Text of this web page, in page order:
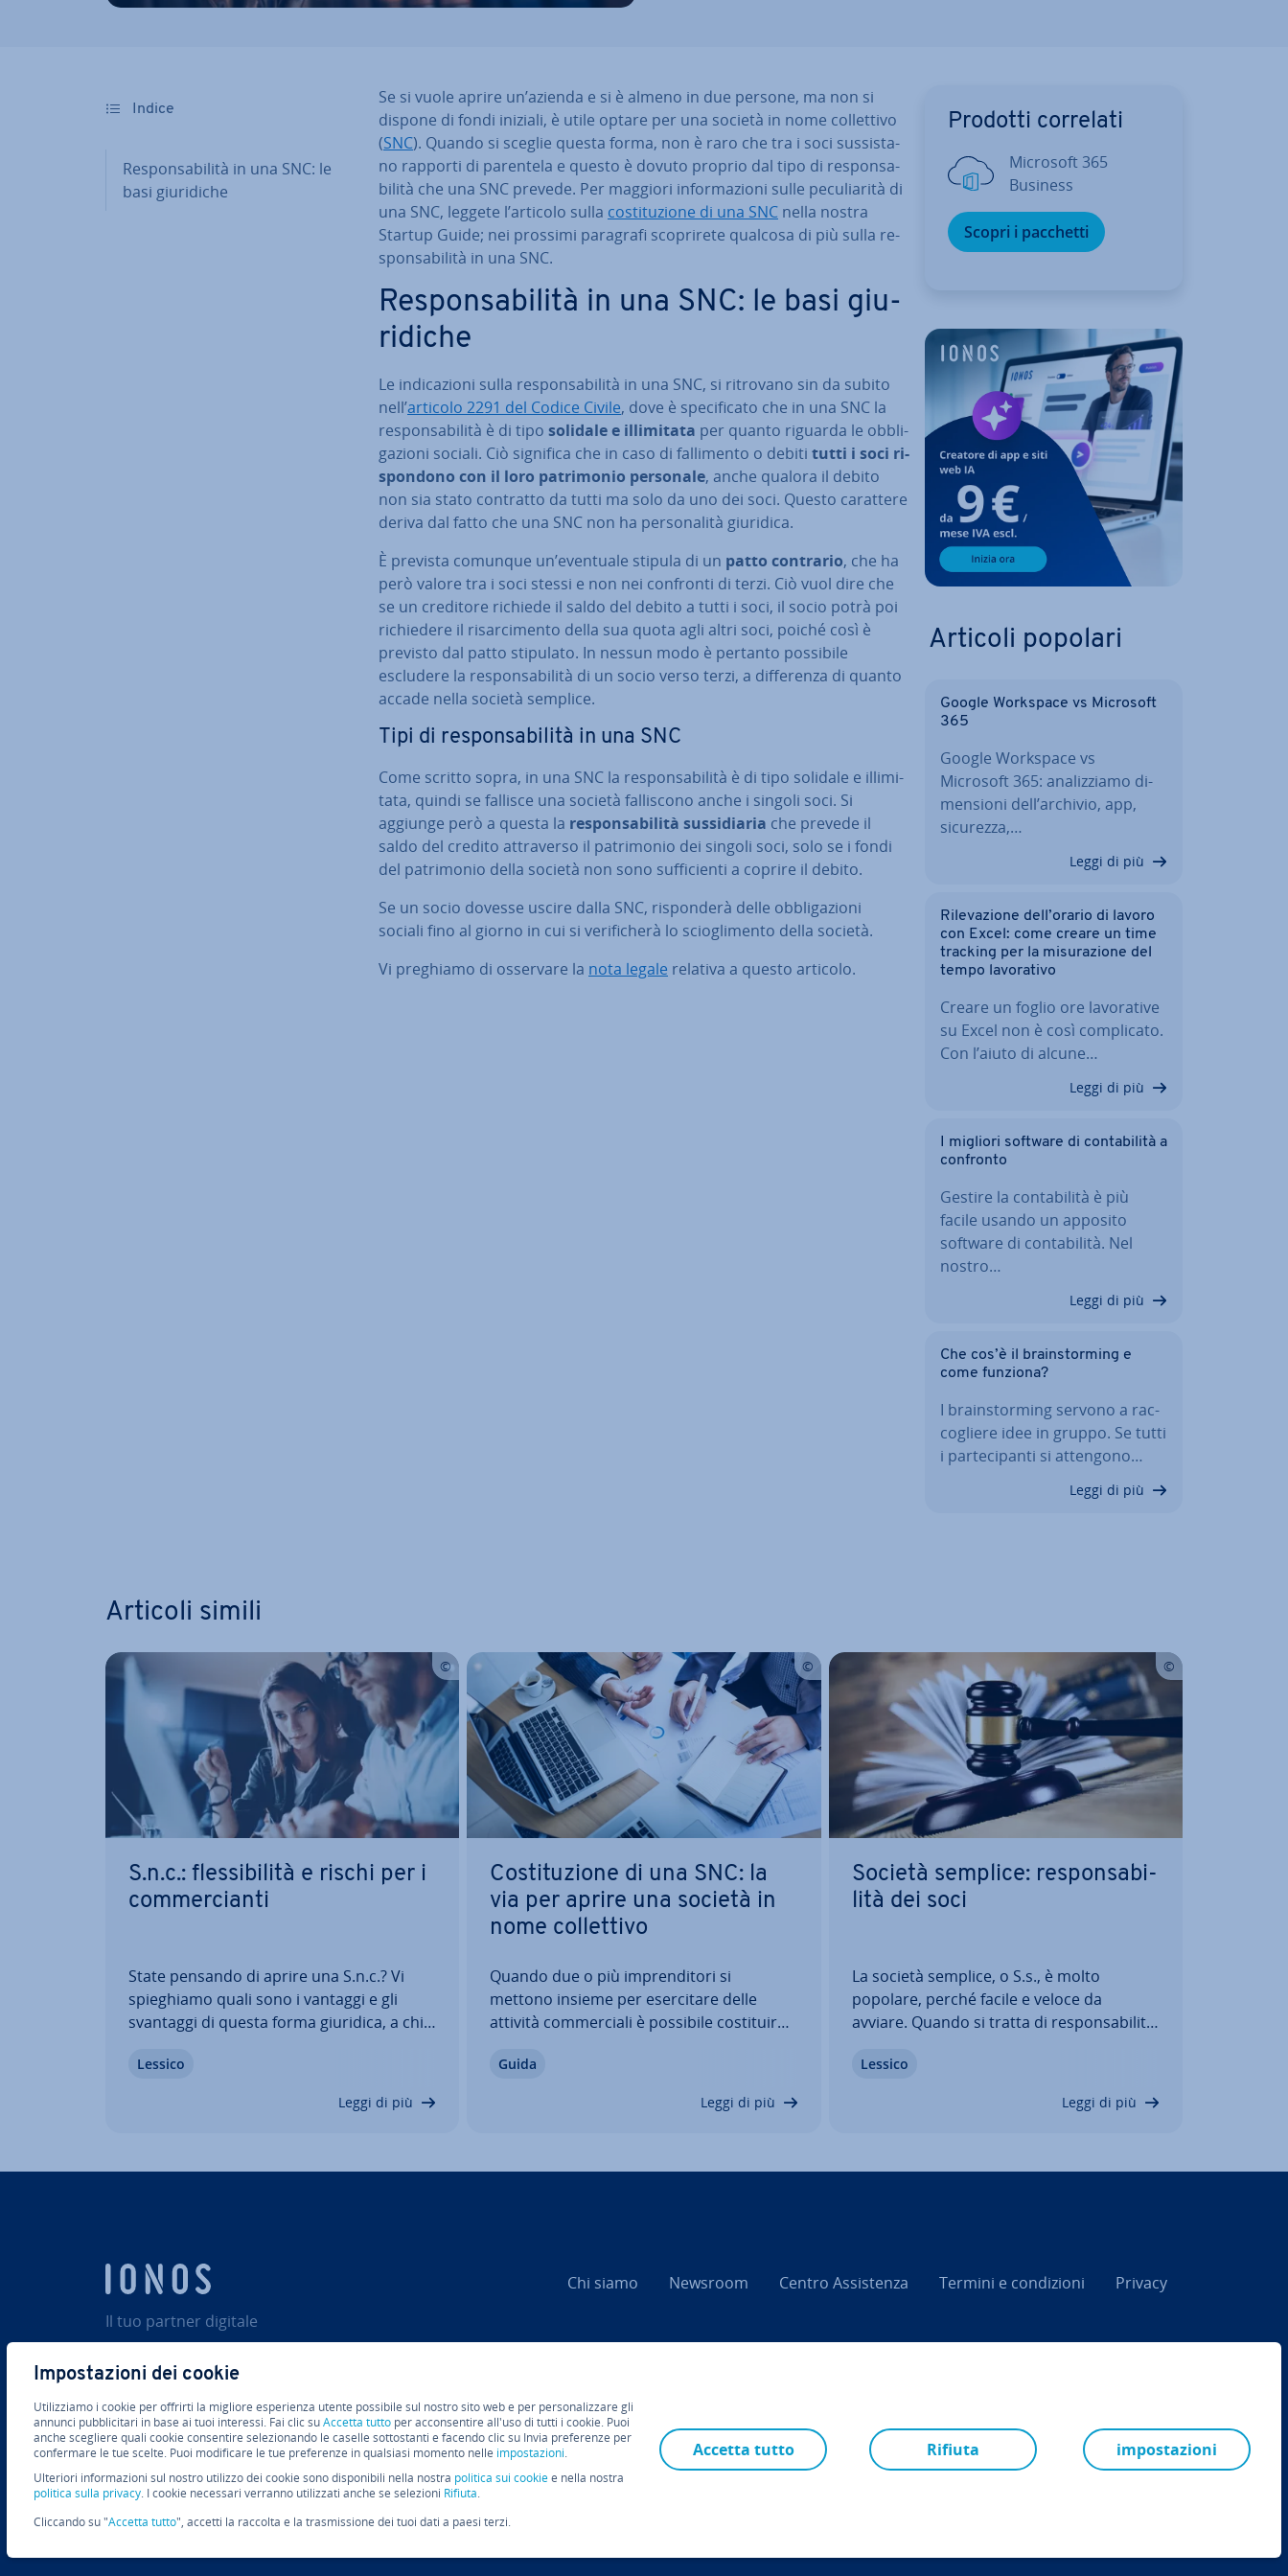
Indice
Re­spon­sa­bi­li­tà in una SNC: le
basi giu­ri­di­che
Se si vuole aprire un’azienda e si è almeno in due persone, ma non si
dispone di fondi iniziali, è utile optare per una società in nome col­let­ti­vo
(SNC). Quando si sceglie questa forma, non è raro che tra i soci sus­si­sta­
no rapporti di parentela e questo è dovuto proprio dal tipo di re­spon­sa­
bi­li­tà che una SNC prevede. Per maggiori in­for­ma­zio­ni sulle pe­cu­lia­ri­tà di
una SNC, leggete l’articolo sulla co­sti­tu­zio­ne di una SNC nella nostra
Startup Guide; nei prossimi paragrafi sco­pri­re­te qualcosa di più sulla re­
spon­sa­bi­li­tà in una SNC.
Re­spon­sa­bi­li­tà in una SNC: le basi giu­
ri­di­che
Le in­di­ca­zio­ni sulla re­spon­sa­bi­li­tà in una SNC, si ritrovano sin da subito
nell’articolo 2291 del Codice Civile, dove è spe­ci­fi­ca­to che in una SNC la
re­spon­sa­bi­li­tà è di tipo solidale e il­li­mi­ta­ta per quanto riguarda le ob­bli­
ga­zio­ni sociali. Ciò significa che in caso di fal­li­men­to o debiti tutti i soci ri­
spon­do­no con il loro pa­tri­mo­nio personale, anche qualora il debito
non sia stato contratto da tutti ma solo da uno dei soci. Questo carattere
deriva dal fatto che una SNC non ha per­so­na­li­tà giuridica.
È prevista comunque un’eventuale stipula di un patto contrario, che ha
però valore tra i soci stessi e non nei confronti di terzi. Ciò vuol dire che
se un creditore richiede il saldo del debito a tutti i soci, il socio potrà poi
ri­chie­de­re il ri­sar­ci­men­to della sua quota agli altri soci, poiché così è
previsto dal patto stipulato. In nessun modo è pertanto possibile
escludere la re­spon­sa­bi­li­tà di un socio verso terzi, a dif­fe­ren­za di quanto
accade nella società semplice.
Tipi di re­spon­sa­bi­li­tà in una SNC
Come scritto sopra, in una SNC la re­spon­sa­bi­li­tà è di tipo solidale e il­li­mi­
ta­ta, quindi se fallisce una società fal­li­sco­no anche i singoli soci. Si
aggiunge però a questa la re­spon­sa­bi­li­tà sus­si­dia­ria che prevede il
saldo del credito at­tra­ver­so il pa­tri­mo­nio dei singoli soci, solo se i fondi
del pa­tri­mo­nio della società non sono suf­fi­cien­ti a coprire il debito.
Se un socio dovesse uscire dalla SNC, ri­spon­de­rà delle ob­bli­ga­zio­ni
sociali fino al giorno in cui si ve­ri­fi­che­rà lo scio­gli­men­to della società.
Vi preghiamo di osservare la nota legale relativa a questo articolo.
Prodotti correlati
Microsoft 365
Business
Scopri i pacchetti
Articoli popolari
Google Workspace vs Microsoft
365
Google Workspace vs
Microsoft 365: ana­liz­zia­mo di­
men­sio­ni dell’archivio, app,
sicurezza,…
Leggi di più
Ri­le­va­zio­ne dell’orario di lavoro
con Excel: come creare un time
tracking per la mi­su­ra­zio­ne del
tempo la­vo­ra­ti­vo
Creare un foglio ore la­vo­ra­ti­ve
su Excel non è così com­pli­ca­to.
Con l’aiuto di alcune…
Leggi di più
I migliori software di con­ta­bi­li­tà a
confronto
Gestire la con­ta­bi­li­tà è più
facile usando un apposito
software di con­ta­bi­li­tà. Nel
nostro…
Leggi di più
Che cos’è il brain­stor­ming e
come funziona?
I brain­stor­ming servono a rac­
co­glie­re idee in gruppo. Se tutti
i par­te­ci­pan­ti si attengono…
Leggi di più
Articoli simili
S.n.c.: fles­si­bi­li­tà e rischi per i
com­mer­cian­ti
State pensando di aprire una S.n.c.? Vi
spie­ghia­mo quali sono i vantaggi e gli
svantaggi di questa forma giuridica, a chi
società, che cosa significa che i soci hanno
Lessico
Leggi di più
Co­sti­tu­zio­ne di una SNC: la
via per aprire una società in
nome col­let­ti­vo
Quando due o più im­pren­di­to­ri si
mettono insieme per eser­ci­ta­re delle
attività com­mer­cia­li è possibile co­sti­tui­re
tipo di società di persone che ga­ran­ti­sce a
rischio da con­si­de­ra­re prima di…
Guida
Leggi di più
Società semplice: re­spon­sa­bi­
li­tà dei soci
La società semplice, o S.s., è molto
popolare, perché facile e veloce da
avviare. Quando si tratta di re­spon­sa­bi­li­tà,
se la gestione sfugge di mano. In questa
ugual­men­te re­spon­sa­bi­li, senza…
Lessico
Leggi di più
Il tuo partner digitale
Chi siamo Newsroom Centro As­si­sten­za Termini e con­di­zio­ni Privacy
© 2026IONOS SE RSS LinkedIntiktok InstagramFacebookYouTube
Impostazioni dei cookie
Utilizziamo i cookie per offrirti la migliore esperienza utente possibile sul nostro sito web e per personalizzare gli
annunci pubblicitari in base ai tuoi interessi. Fai clic suAccetta tuttoper acconsentire all'uso di tutti i cookie. Puoi
anche scegliere quali cookie consentire selezionando le caselle sottostanti e facendo clic su Invia preferenze per
confermare le tue scelte. Puoi modificare le tue preferenze in qualsiasi momento nelle impostazioni.
Ulteriori informazioni sul nostro utilizzo dei cookie sono disponibili nella nostra politica sui cookiee nella nostra
politica sulla privacy. I cookie necessari verranno utilizzati anche se selezioni Rifiuta.
Cliccando su "Accetta tutto", accetti la raccolta e la trasmissione dei tuoi dati a paesi terzi.
Accetta tutto Rifiuta impostazioni